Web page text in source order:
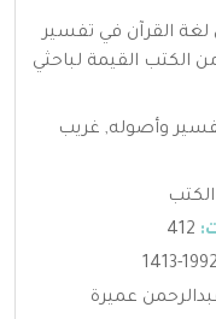
لغة القرآن في تفسير
الكتب القيمة لباحثي
وأصوله, غريب
عميرة